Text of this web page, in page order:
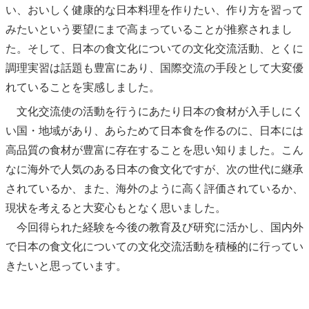
い、おいしく健康的な日本料理を作りたい、作り方を習って
みたいという要望にまで高まっていることが推察されまし
た。そして、日本の食文化についての文化交流活動、とくに
調理実習は話題も豊富にあり、国際交流の手段として大変優
れていることを実感しました。
文化交流使の活動を行うにあたり日本の食材が入手しにく
い国・地域があり、あらためて日本食を作るのに、日本には
高品質の食材が豊富に存在することを思い知りました。こん
なに海外で人気のある日本の食文化ですが、次の世代に継承
されているか、また、海外のように高く評価されているか、
現状を考えると大変心もとなく思いました。
今回得られた経験を今後の教育及び研究に活かし、国内外
で日本の食文化についての文化交流活動を積極的に行ってい
きたいと思っています。